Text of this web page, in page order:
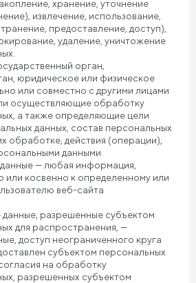
хранение, уточнение
извлечение, использование,
предоставление, доступ),
удаление, уничтожение
орган,
юридическое или физическое
или совместно с другими лицами
осуществляющие обработку
а также определяющие цели
данных, состав персональных
обработке, действия (операции),
данными.
данные — любая информация,
или косвенно к определенному или
веб-сайта
данные, разрешенные субъектом
для распространения, —
доступ неограниченного круга
субъектом персональных
на обработку
разрешенных субъектом